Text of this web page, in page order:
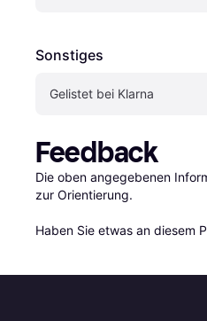
Sonstiges
Gelistet bei Klarna
Feedback
Die oben angegebenen
zur Orientierung.
Haben Sie etwas an diesem